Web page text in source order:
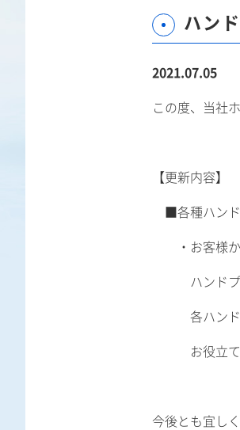
ハン
2021.07.05
この度、当社
【更新内容】
■各種ハンド
・お客様か
ハンドプレ
各ハンドプ
お役立て頂
今後とも宜し